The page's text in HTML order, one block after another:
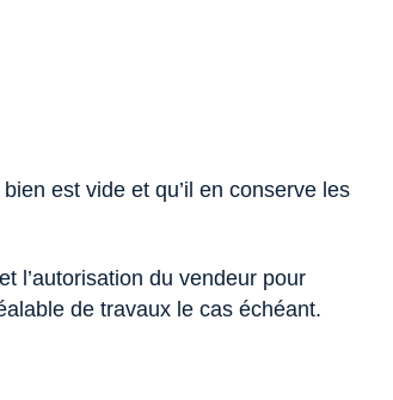
est vide et qu’il en conserve les
l’autorisation du vendeur pour
de travaux le cas échéant.